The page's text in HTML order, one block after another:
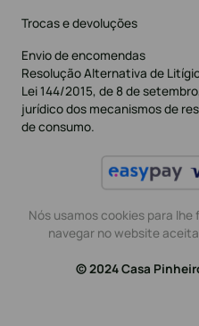
Trocas e devoluções
Envio de encomendas
Resolução Alternativa de
Lei 144/2015, de 8 de
jurídico dos mecanismos de
de consumo.
Nós usamos cookies para
navegar no website
© 2024 Casa